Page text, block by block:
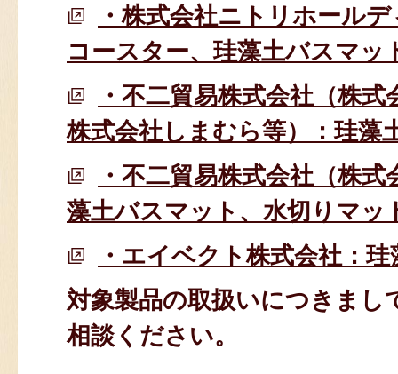
・株式会社ニトリホール
コースター、珪藻土バスマッ
・不二貿易株式会社（株
株式会社しまむら等）：珪藻
・不二貿易株式会社（株
藻土バスマット、水切りマッ
・エイベクト株式会社：
対象製品の取扱いにつきまし
相談ください。